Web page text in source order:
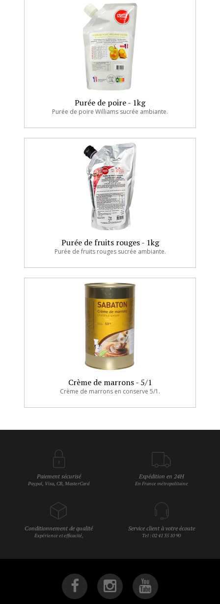
Purée de poire - 1kg
Purée de poire Williams sucrée ambiante.
Purée de fruits rouges - 1kg
Purée de fruits rouges sucrée ambiante.
Crème de marrons - 5/1
Crème de marrons en conserve 5/1.
Paiement sécurisé
Paypal, Visa, CB, MasterCard
Expédition en 24H
En France métropolitaine
Conditionnement de qualité
Expérience et efficacité,
Service client à votre écoute
Tel : 02 41 35 10 90